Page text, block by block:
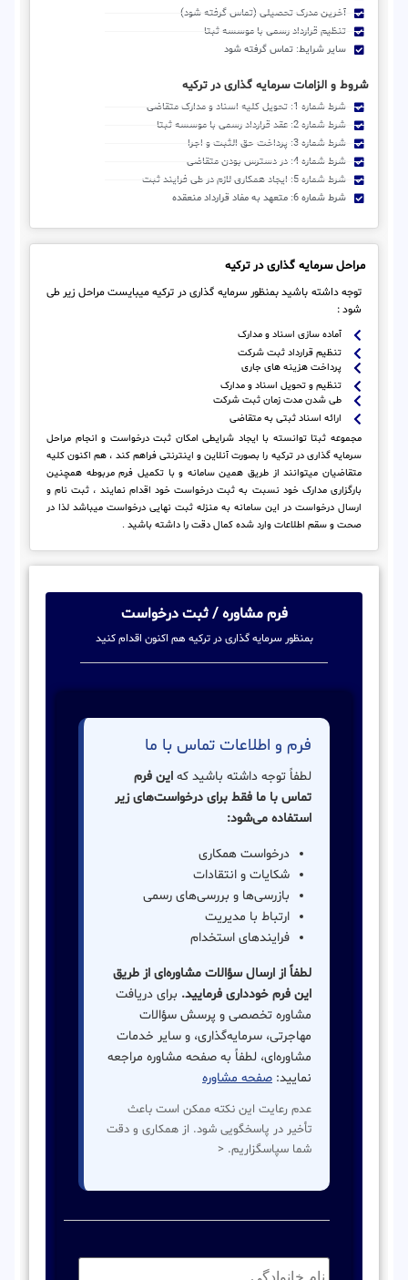
آخرین مدرک تحصیلی (تماس گرفته شود)
تنظیم قرارداد رسمی با موسسه ثبتا
سایر شرایط: تماس گرفته شود
شروط و الزامات سرمایه گذاری در ترکیه
شرط شماره 1: تحویل کلیه اسناد و مدارک متقاضی
شرط شماره 2: عقد قرارداد رسمی با موسسه ثبتا
شرط شماره 3: پرداخت حق الثبت و اجرا
شرط شماره 4: در دسترس بودن متقاضی
شرط شماره 5: ایجاد همکاری لازم در طی فرایند ثبت
شرط شماره 6: متعهد به مفاد قرارداد منعقده
مراحل سرمایه گذاری در ترکیه
توجه داشته باشید بمنظور سرمایه گذاری در ترکیه میبایست مراحل زیر طی
شود :
آماده سازی اسناد و مدارک
تنظیم قرارداد ثبت شرکت
پرداخت هزینه های جاری
تنظیم و تحویل اسناد و مدارک
طی شدن مدت زمان ثبت شرکت
ارائه اسناد ثبتی به متقاضی
مجموعه ثبتا توانسته با ایجاد شرایطی امکان ثبت درخواست و انجام مراحل
سرمایه گذاری در ترکیه را بصورت آنلاین و اینترنتی فراهم کند ، هم اکنون کلیه
متقاضیان میتوانند از طریق همین سامانه و با تکمیل فرم مربوطه همچنین
بارگزاری مدارک خود نسبت به ثبت درخواست خود اقدام نمایند ، ثبت نام و
ارسال درخواست در این سامانه به منزله ثبت نهایی درخواست میباشد لذا در
صحت و سقم اطلاعات وارد شده کمال دقت را داشته باشید .
فرم مشاوره / ثبت درخواست
بمنظور سرمایه گذاری در ترکیه هم اکنون اقدام کنید
فرم و اطلاعات تماس با ما
لطفاً توجه داشته باشید که این فرم
تماس با ما فقط برای درخواست‌های زیر
استفاده می‌شود:
درخواست همکاری
شکایات و انتقادات
بازرسی‌ها و بررسی‌های رسمی
ارتباط با مدیریت
فرایندهای استخدام
لطفاً از ارسال سؤالات مشاوره‌ای از طریق
این فرم خودداری فرمایید. برای دریافت
مشاوره تخصصی و پرسش سؤالات
مهاجرتی، سرمایه‌گذاری، و سایر خدمات
مشاوره‌ای، لطفاً به صفحه مشاوره مراجعه
نمایید: صفحه مشاوره
عدم رعایت این نکته ممکن است باعث
تأخیر در پاسخگویی شود. از همکاری و دقت
شما سپاسگزاریم. <
نام
خانوادگی: *